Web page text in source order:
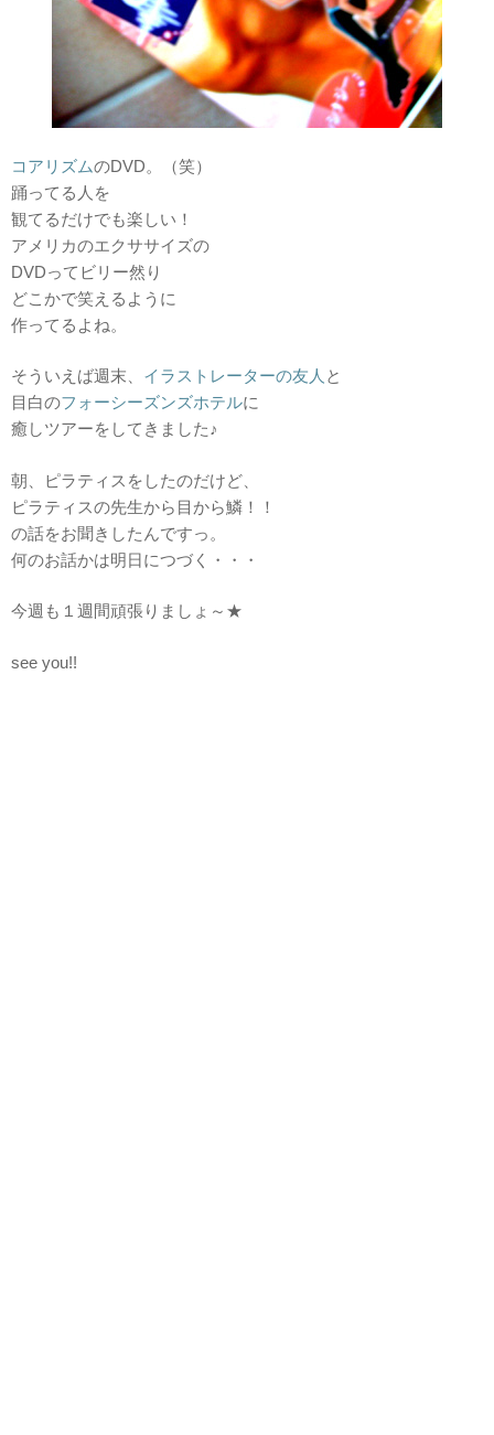
コアリズムのDVD。（笑）
踊ってる人を
観てるだけでも楽しい！
アメリカのエクササイズの
DVDってビリー然り
どこかで笑えるように
作ってるよね。
そういえば週末、 イラストレーターの友人 と
目白のフォーシーズンズホテルに
癒しツアーをしてきました♪
朝、ピラティスをしたのだけど、
ピラティスの先生から目から鱗！！
の話をお聞きしたんですっ。
何のお話かは明日につづく・・・
今週も１週間頑張りましょ～★
see you!!